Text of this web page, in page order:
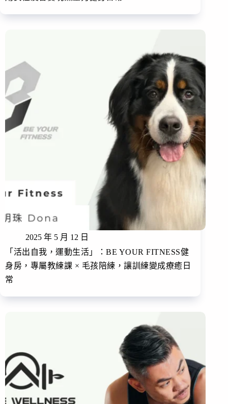
2025 年 5 月 12 日
「活出自我，運動生活」：BE YOUR FITNESS健
身房，專屬教練課 × 毛孩陪練，讓訓練變成療癒日
常